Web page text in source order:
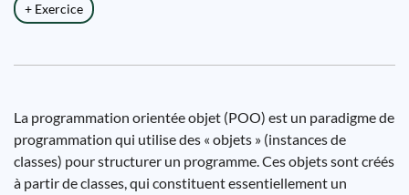
+ Exercice
La programmation orientée objet (POO) est un paradigme de
programmation qui utilise des « objets » (instances de
classes) pour structurer un programme. Ces objets sont créés
à partir de classes, qui constituent essentiellement un